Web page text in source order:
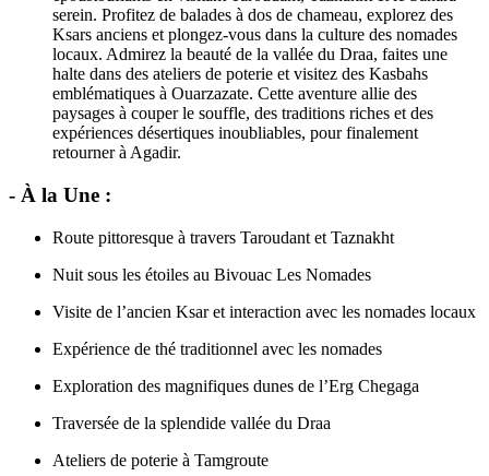
serein. Profitez de balades à dos de chameau, explorez des
Ksars anciens et plongez-vous dans la culture des nomades
locaux. Admirez la beauté de la vallée du Draa, faites une
halte dans des ateliers de poterie et visitez des Kasbahs
emblématiques à Ouarzazate. Cette aventure allie des
paysages à couper le souffle, des traditions riches et des
expériences désertiques inoubliables, pour finalement
retourner à Agadir.
- À la Une :
Route pittoresque à travers Taroudant et Taznakht
Nuit sous les étoiles au Bivouac Les Nomades
Visite de l’ancien Ksar et interaction avec les nomades locaux
Expérience de thé traditionnel avec les nomades
Exploration des magnifiques dunes de l’Erg Chegaga
Traversée de la splendide vallée du Draa
Ateliers de poterie à Tamgroute